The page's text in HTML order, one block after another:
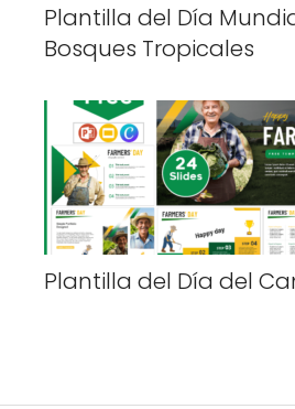
Plantilla del Día
Bosques Tropicales
Plantilla del Día del